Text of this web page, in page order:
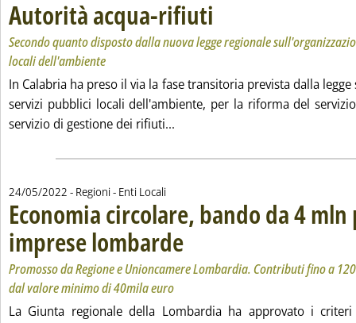
Autorità acqua-rifiuti
Secondo quanto disposto dalla nuova legge regionale
locali dell'ambiente
In Calabria ha preso il via la fase transitoria prevista dalla
servizi pubblici locali dell'ambiente, per la riforma del
servizio di gestione dei rifiuti...
24/05/2022 - Regioni - Enti Locali
Economia circolare, bando da 4 mln
imprese lombarde . Sottotitolo: Promosso da Regione e
. Pubblicata martedì 24 maggio 2022 alle
Promosso da Regione e Unioncamere Lombardia. Contributi fino a
dal valore minimo di 40mila euro
La Giunta regionale della Lombardia ha approvato i